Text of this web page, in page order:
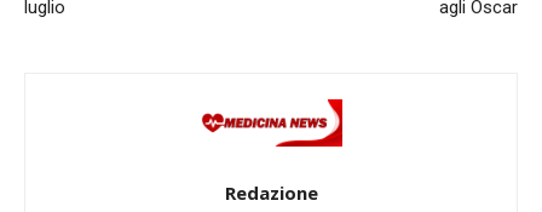
luglio agli Oscar
Redazione